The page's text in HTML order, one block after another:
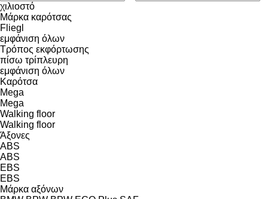
χιλιοστό
Μάρκα καρότσας
Fliegl
εμφάνιση όλων
Τρόπος εκφόρτωσης
πίσω τρίπλευρη
εμφάνιση όλων
Καρότσα
Mega
Mega
Walking floor
Walking floor
Άξονες
ABS
ABS
EBS
EBS
Μάρκα αξόνων